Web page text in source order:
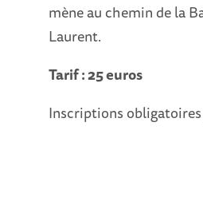
mène au chemin de la
Laurent.
Tarif : 25 euros
Inscriptions